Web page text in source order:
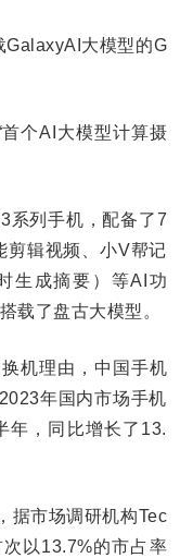
大模型的G
个AI大模型计算摄
列手机，配备了7
剪辑视频、小V帮记
生成摘要）等AI功
载了盘古大模型。
机理由，中国手机
年国内市场手机
年，同比增长了13.
市场调研机构Tec
以13.7%的市占率